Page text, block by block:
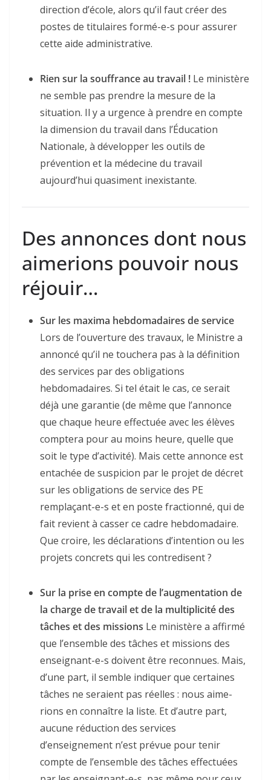
direction d’école, alors qu’il faut créer des
postes de titulaires formé-e-s pour assurer
cette aide administrative.
Rien sur la souffrance au travail ! Le ministère
ne semble pas prendre la mesure de la
situation. Il y a urgence à prendre en compte
la dimension du travail dans l’Éducation
Nationale, à développer les outils de
prévention et la médecine du travail
aujourd’hui quasiment inexistante.
Des annonces dont nous
aimerions pouvoir nous
réjouir…
Sur les maxima hebdomadaires de service
Lors de l’ouverture des travaux, le Ministre a
annoncé qu’il ne touchera pas à la définition
des services par des obligations
hebdomadaires. Si tel était le cas, ce serait
déjà une garantie (de même que l’annonce
que chaque heure effectuée avec les élèves
comptera pour au moins heure, quelle que
soit le type d’activité). Mais cette annonce est
entachée de suspicion par le projet de décret
sur les obligations de service des PE
remplaçant-e-s et en poste fractionné, qui de
fait revient à casser ce cadre hebdomadaire.
Que croire, les déclarations d’intention ou les
projets concrets qui les contredisent ?
Sur la prise en compte de l’augmentation de
la charge de travail et de la multiplicité des
tâches et des missions Le ministère a affirmé
que l’ensemble des tâches et missions des
enseignant-e-s doivent être reconnues. Mais,
d’une part, il semble indiquer que certaines
tâches ne seraient pas réelles : nous aime-
rions en connaître la liste. Et d’autre part,
aucune réduction des services
d’enseignement n’est prévue pour tenir
compte de l’ensemble des tâches effectuées